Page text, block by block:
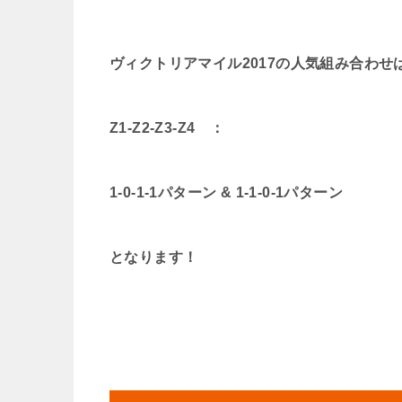
ヴィクトリアマイル2017の人気組み合わせ
Z1-Z2-Z3-Z4 ：
1-0-1-1パターン & 1-1-0-1パターン
となります！